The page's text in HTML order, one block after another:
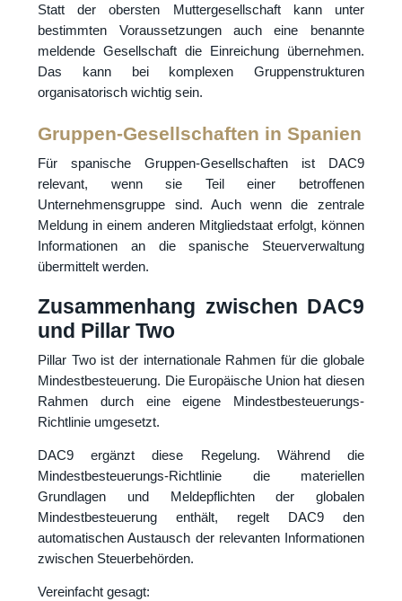
Statt der obersten Muttergesellschaft kann unter
bestimmten Voraussetzungen auch eine benannte
meldende Gesellschaft die Einreichung übernehmen.
Das kann bei komplexen Gruppenstrukturen
organisatorisch wichtig sein.
Gruppen-Gesellschaften in Spanien
Für spanische Gruppen-Gesellschaften ist DAC9
relevant, wenn sie Teil einer betroffenen
Unternehmensgruppe sind. Auch wenn die zentrale
Meldung in einem anderen Mitgliedstaat erfolgt, können
Informationen an die spanische Steuerverwaltung
übermittelt werden.
Zusammenhang zwischen DAC9
und Pillar Two
Pillar Two ist der internationale Rahmen für die globale
Mindestbesteuerung. Die Europäische Union hat diesen
Rahmen durch eine eigene Mindestbesteuerungs-
Richtlinie umgesetzt.
DAC9 ergänzt diese Regelung. Während die
Mindestbesteuerungs-Richtlinie die materiellen
Grundlagen und Meldepflichten der globalen
Mindestbesteuerung enthält, regelt DAC9 den
automatischen Austausch der relevanten Informationen
zwischen Steuerbehörden.
Vereinfacht gesagt: